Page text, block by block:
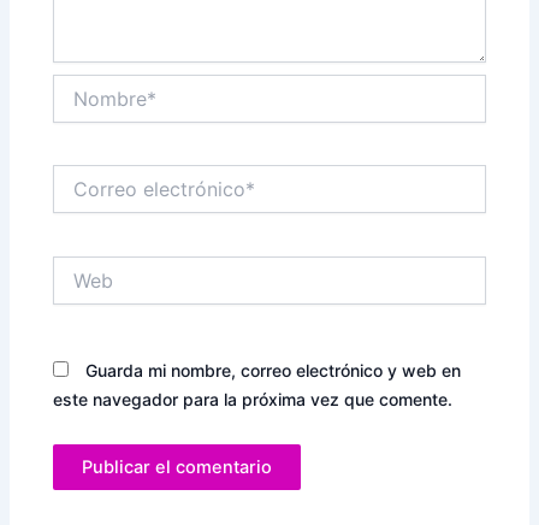
electrónico*
Guarda mi nombre, correo electrónico y web en
este navegador para la próxima vez que comente.